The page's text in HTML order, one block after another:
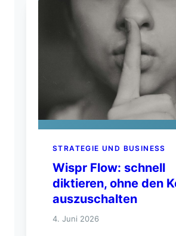
STRATEGIE UND BUSINESS
Wispr Flow: schnell
diktieren, ohne den
auszuschalten
4. Juni 2026